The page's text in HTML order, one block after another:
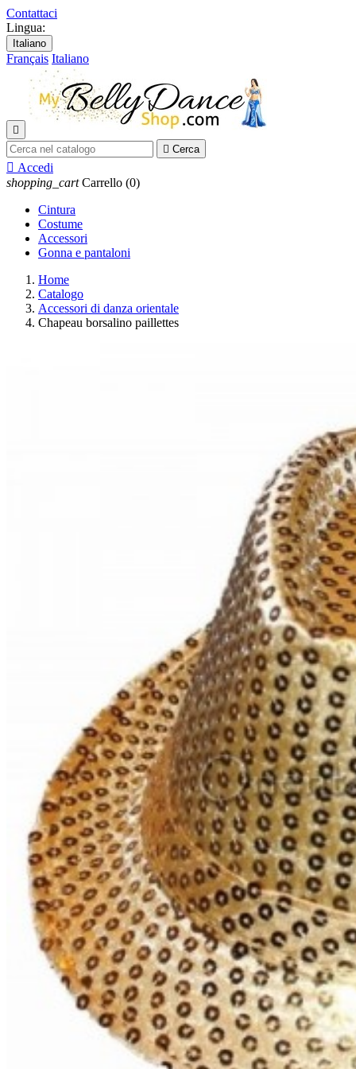
Contattaci
Lingua:
Italiano
Français Italiano

 Cerca
 Accedi
shopping_cart Carrello (0)
Cintura
Costume
Accessori
Gonna e pantaloni
Home
Catalogo
Accessori di danza orientale
Chapeau borsalino paillettes